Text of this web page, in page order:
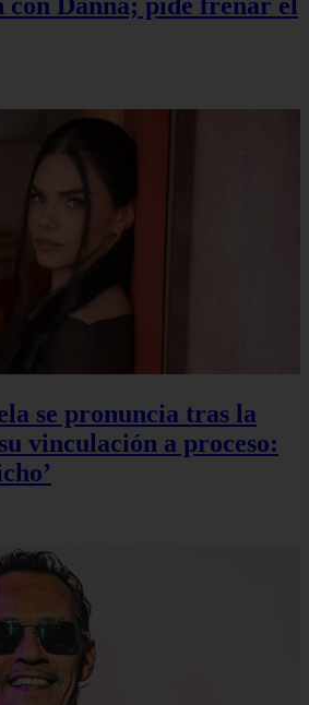
se pronuncia tras la
vinculación a proceso: